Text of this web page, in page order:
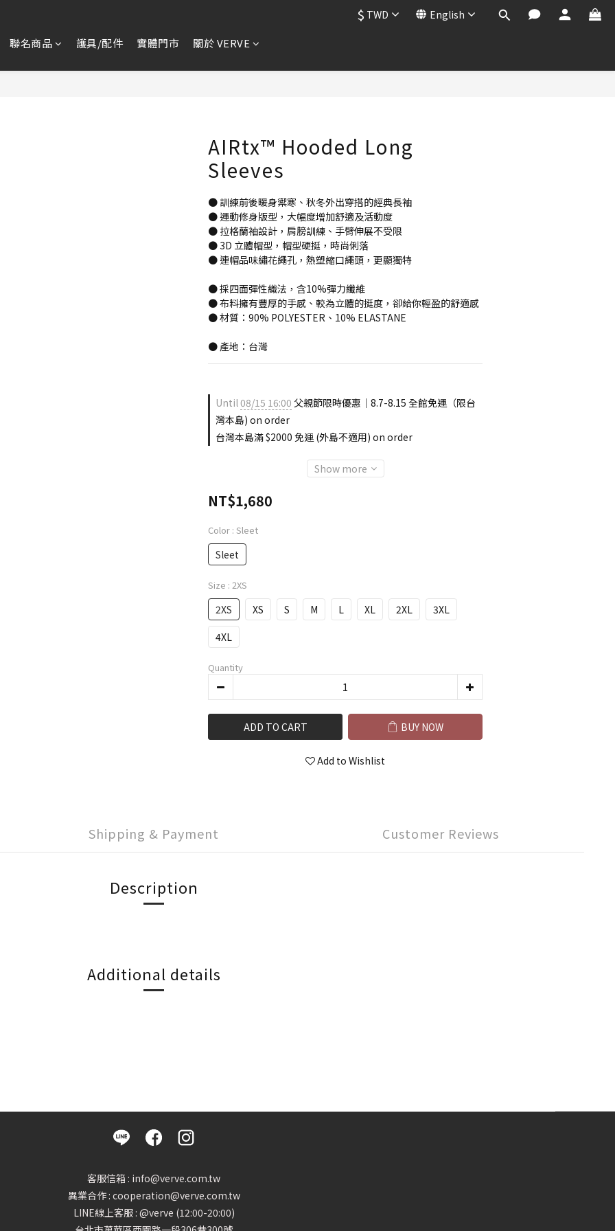
$ TWD English
聯名商品 護具/配件 實體門市 關於 VERVE
AIRtx™ Hooded Long
Sleeves
● 訓練前後暖身禦寒、秋冬外出穿搭的經典長袖
● 運動修身版型，大幅度增加舒適及活動度
● 拉格蘭袖設計，肩膀訓練、手臂伸展不受限
● 3D 立體帽型，帽型硬挺，時尚俐落
● 連帽品味繡花繩孔，熱塑縮口繩頭，更顯獨特
● 採四面彈性織法，含10%彈力纖維
● 布料擁有豐厚的手感、較為立體的挺度，卻給你輕盈的舒適感
● 材質：90% POLYESTER、10% ELASTANE
● 產地：台灣
Until08/15 16:00 父親節限時優惠｜8.7-8.15 全館免運（限台
灣本島) on order
台灣本島滿 $2000 免運 (外島不適用) on order
Show more
NT$1,680
Color : Sleet
Sleet
Size : 2XS
2XS XS S M L XL 2XL
3XL
4XL
Quantity
ADD TO CART BUY NOW
Add to Wishlist
Shipping & Payment Customer Reviews
Description
Additional details
客服信箱 : info@verve.com.tw
異業合作 : cooperation@verve.com.tw
LINE線上客服 : @verve (12:00-20:00)